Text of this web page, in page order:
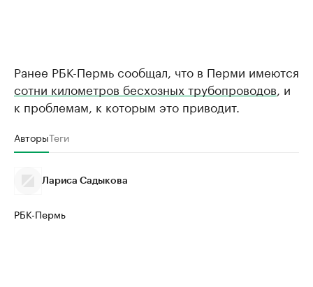
Ранее РБК-Пермь сообщал, что в Перми имеются
сотни километров бесхозных трубопроводов , и
к проблемам, к которым это приводит.
АвторыТеги
Лариса Садыкова
РБК-Пермь